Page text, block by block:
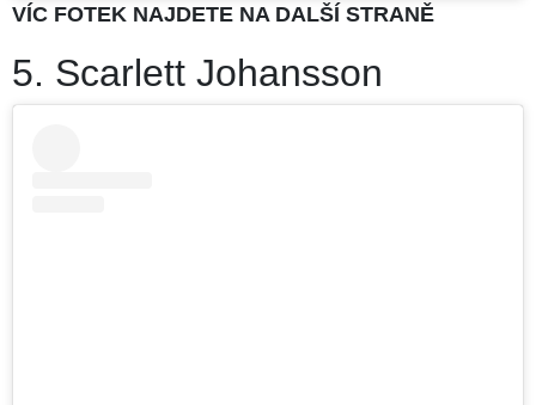
VÍC FOTEK NAJDETE NA DALŠÍ STRANĚ
5. Scarlett Johansson